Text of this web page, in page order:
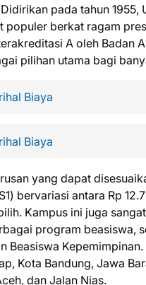
pada tahun
populer berkat ragam
A oleh Badan
pilihan utama bagi
Biaya
Biaya
yang dapat
bervariasi antara Rp
Kampus ini juga
program beasiswa,
Beasiswa
Kota Bandung, Jawa
dan Jalan Nias.